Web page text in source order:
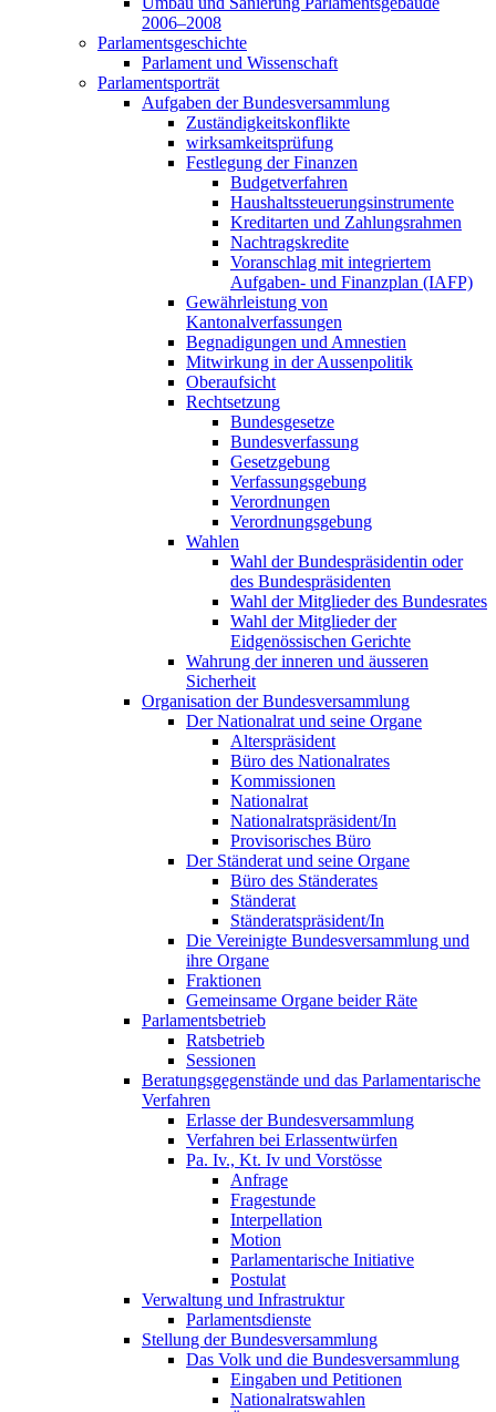
2006–2008
Parlamentsgeschichte
Parlament und Wissenschaft
Parlamentsporträt
Aufgaben der Bundesversammlung
Zuständigkeitskonflikte
wirksamkeitsprüfung
Festlegung der Finanzen
Budgetverfahren
Haushaltssteuerungsinstrumente
Kreditarten und Zahlungsrahmen
Nachtragskredite
Voranschlag mit integriertem
Aufgaben- und Finanzplan (IAFP)
Gewährleistung von
Kantonalverfassungen
Begnadigungen und Amnestien
Mitwirkung in der Aussenpolitik
Oberaufsicht
Rechtsetzung
Bundesgesetze
Bundesverfassung
Gesetzgebung
Verfassungsgebung
Verordnungen
Verordnungsgebung
Wahlen
Wahl der Bundespräsidentin oder
des Bundespräsidenten
Wahl der Mitglieder des Bundesrates
Wahl der Mitglieder der
Eidgenössischen Gerichte
Wahrung der inneren und äusseren
Sicherheit
Organisation der Bundesversammlung
Der Nationalrat und seine Organe
Alterspräsident
Büro des Nationalrates
Kommissionen
Nationalrat
Nationalratspräsident/In
Provisorisches Büro
Der Ständerat und seine Organe
Büro des Ständerates
Ständerat
Ständeratspräsident/In
Die Vereinigte Bundesversammlung und
ihre Organe
Fraktionen
Gemeinsame Organe beider Räte
Parlamentsbetrieb
Ratsbetrieb
Sessionen
Beratungsgegenstände und das Parlamentarische
Verfahren
Erlasse der Bundesversammlung
Verfahren bei Erlassentwürfen
Pa. Iv., Kt. Iv und Vorstösse
Anfrage
Fragestunde
Interpellation
Motion
Parlamentarische Initiative
Postulat
Verwaltung und Infrastruktur
Parlamentsdienste
Stellung der Bundesversammlung
Das Volk und die Bundesversammlung
Eingaben und Petitionen
Nationalratswahlen